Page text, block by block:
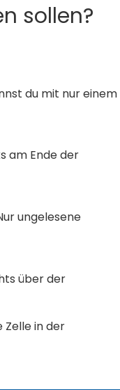
sollen?
du mit nur einem
am Ende der
ungelesene
über der
Zelle in der